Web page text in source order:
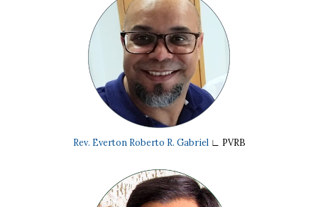
Rev. Everton Roberto R. Gabriel ∟ PVRB